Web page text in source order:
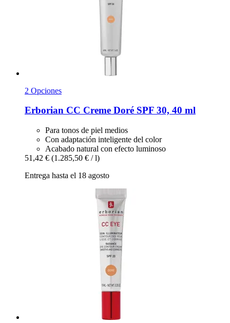
2 Opciones
Erborian CC Creme Doré SPF 30, 40 ml
Para tonos de piel medios
Con adaptación inteligente del color
Acabado natural con efecto luminoso
51,42 € (1.285,50 € / l)
Entrega hasta el 18 agosto